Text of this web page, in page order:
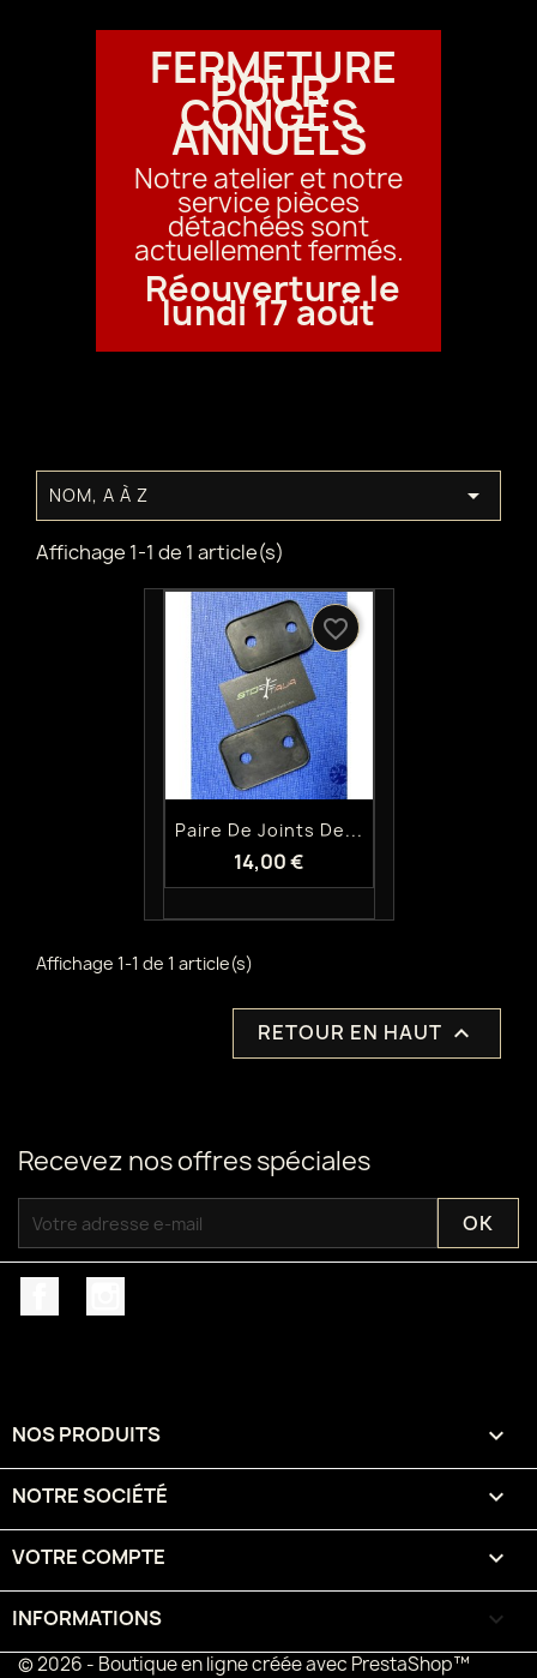
FERMETURE
POUR
CONGÉS
ANNUELS
Notre atelier et notre
service pièces
détachées sont
actuellement fermés.
Réouverture le
lundi 17 août
NOM, A À Z 
Affichage 1-1 de 1 article(s)
Aperçu rapide
Paire De Joints De...
14,00 €
favorite_border
Affichage 1-1 de 1 article(s)
RETOUR EN HAUT 
Recevez nos offres spéciales
NOS PRODUITS 
NOTRE SOCIÉTÉ 
VOTRE COMPTE 
INFORMATIONS keyboard_arrow_down
© 2026 - Boutique en ligne créée avec PrestaShop™